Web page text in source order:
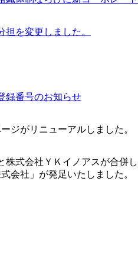
を変更しました。
録番号のお知らせ
ジがリニューアルしました。
株式会社ＹＫイノアスが合併
会社」が発足いたしました。